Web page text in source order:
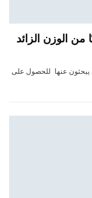
من الوزن الزائد
يبحثون عنها للحصول على